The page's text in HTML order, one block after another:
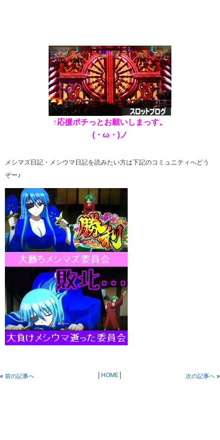
↑応援ポチっとお願いしまっす。
(・ω・)ノ
メシマズ日記・メシウマ日記を読みたい方は下記のコミュニティへどう
ぞー♪
« 前の記事へ HOME│ 次の記事へ »